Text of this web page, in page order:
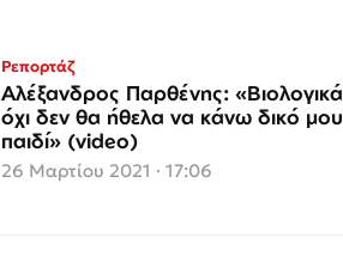
Ρεπορτάζ
Αλέξανδρος Παρθένης: «Βιολογικά
όχι δεν θα ήθελα να κάνω δικό μου
παιδί» (video)
26 Μαρτίου 2021 · 17:06